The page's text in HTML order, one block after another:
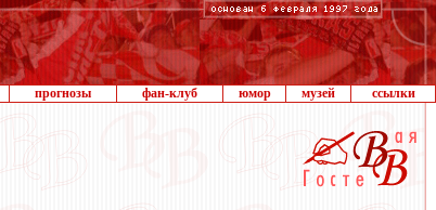
прогнозы фан-клуб юмор музей ссылки